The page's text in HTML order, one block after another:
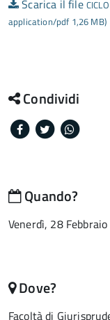
Scarica il file
application/pdf 1,26 MB)
Condividi
Facebook
Twitter
Quando?
Venerdì, 28
Dove?
Facoltà di